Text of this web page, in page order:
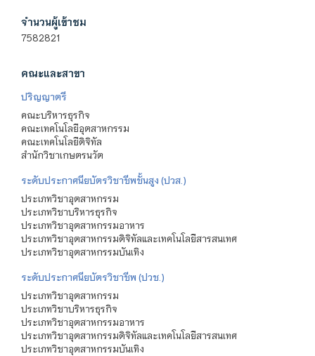
จำนวนผู้เข้าชม
7582821
คณะและสาขา
ปริญญาตรี
คณะบริหารธุรกิจ
คณะเทคโนโลยีอุตสาหกรรม
คณะเทคโนโลยีดิจิทัล
สำนักวิชาเกษตรนวัต
ระดับประกาศนียบัตรวิชาชีพชั้นสูง (ปวส.)
ประเภทวิชาอุตสาหกรรม
ประเภทวิชาบริหารธุรกิจ
ประเภทวิชาอุตสาหกรรมอาหาร
ประเภทวิชาอุตสาหกรรมดิจิทัลและเทคโนโลยีสารสนเทศ
ประเภทวิชาอุตสาหกรรมบันเทิง
ระดับประกาศนียบัตรวิชาชีพ (ปวช.)
ประเภทวิชาอุตสาหกรรม
ประเภทวิชาบริหารธุรกิจ
ประเภทวิชาอุตสาหกรรมอาหาร
ประเภทวิชาอุตสาหกรรมดิจิทัลและเทคโนโลยีสารสนเทศ
ประเภทวิชาอุตสาหกรรมบันเทิง